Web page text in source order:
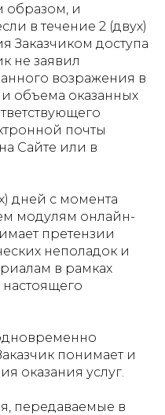
образом, и
в течение 2 (двух)
Заказчиком доступа
не заявил
возражения в
объема оказанных
почты
Сайте или в
дней с момента
модулям онлайн-
претензии
неполадок и
в рамках
настоящего
понимает и
оказания услуг.
передаваемые в